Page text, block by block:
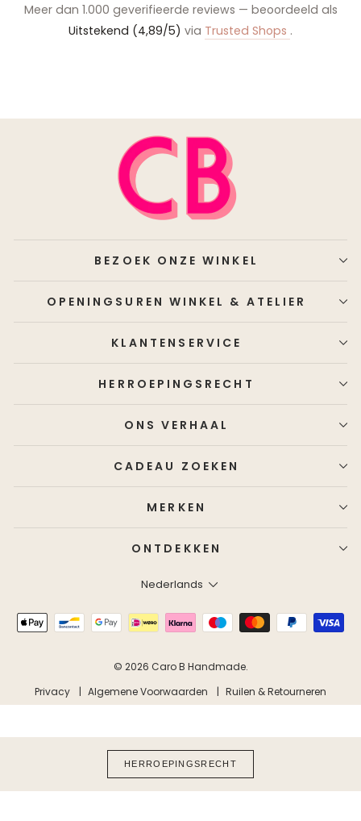
Meer dan 1.000 geverifieerde reviews — beoordeeld als
Uitstekend (4,89/5) via Trusted Shops .
BEZOEK ONZE WINKEL
OPENINGSUREN WINKEL & ATELIER
KLANTENSERVICE
HERROEPINGSRECHT
ONS VERHAAL
CADEAU ZOEKEN
MERKEN
ONTDEKKEN
Taal
Nederlands
© 2026 Caro B Handmade.
Privacy
Algemene Voorwaarden Ruilen & Retourneren
HERROEPINGSRECHT